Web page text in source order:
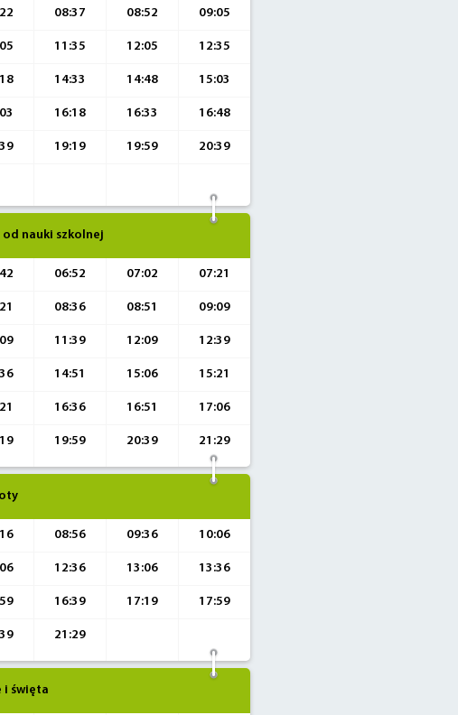
08:37 08:52 09:05
11:35 12:05 12:35
14:33 14:48 15:03
16:18 16:33 16:48
19:19 19:59 20:39
nauki szkolnej
06:52 07:02 07:21
08:36 08:51 09:09
11:39 12:09 12:39
14:51 15:06 15:21
16:36 16:51 17:06
19:59 20:39 21:29
08:56 09:36 10:06
12:36 13:06 13:36
16:39 17:19 17:59
21:29
i święta